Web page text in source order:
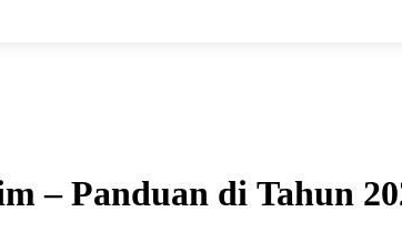
– Panduan di Tahun